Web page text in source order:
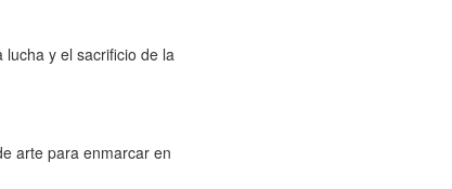
y el sacrificio de la
arte para enmarcar en